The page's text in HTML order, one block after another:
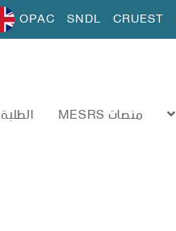
CRUEST
SNDL
OPAC
منصات MESRS الطلبة